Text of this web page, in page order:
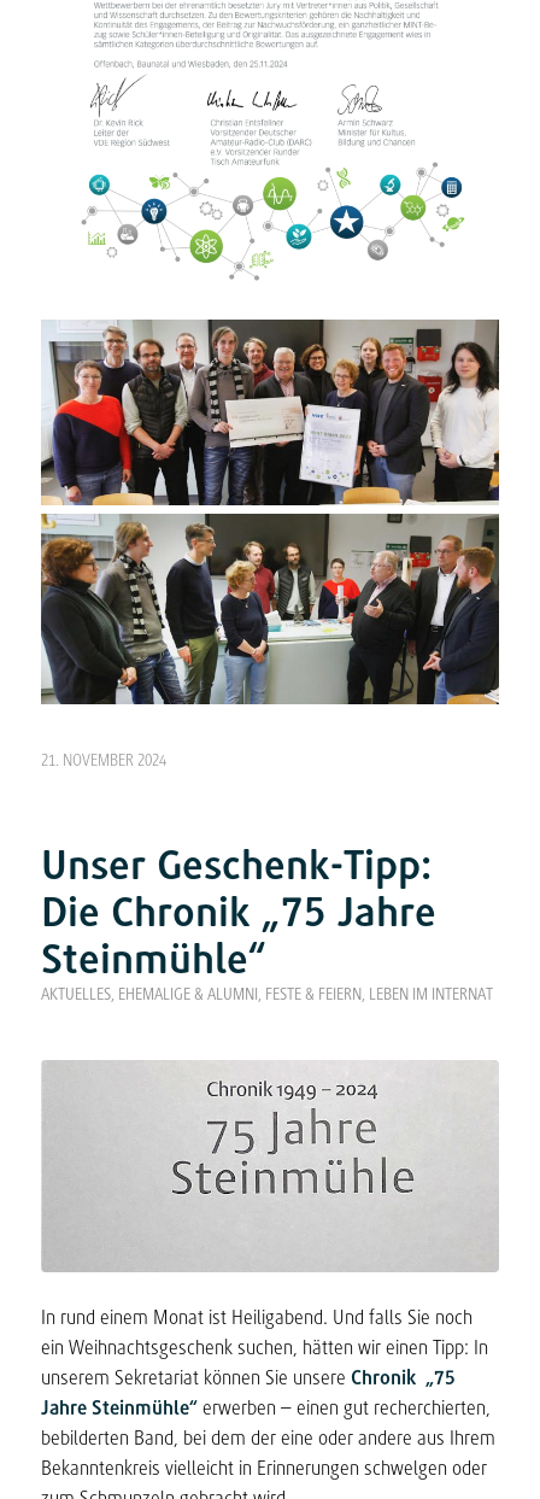
21. NOVEMBER 2024
Unser Geschenk-Tipp:
Die Chronik „75 Jahre
Steinmühle“
AKTUELLES, EHEMALIGE & ALUMNI , FESTE & FEIERN, LEBEN IM INTERNAT
In rund einem Monat ist Heiligabend. Und falls Sie noch
ein Weihnachtsgeschenk suchen, hätten wir einen Tipp: In
unserem Sekretariat können Sie unsere Chronik „75
Jahre Steinmühle“erwerben – einen gut recherchierten,
bebilderten Band, bei dem der eine oder andere aus Ihrem
Bekanntenkreis vielleicht in Erinnerungen schwelgen oder